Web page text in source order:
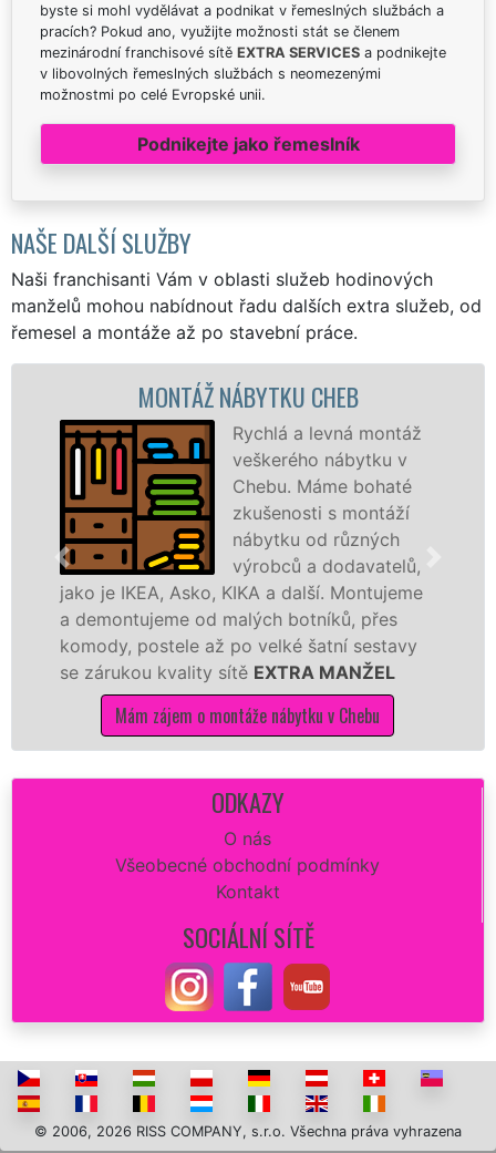
byste si mohl vydělávat a podnikat v řemeslných službách a
pracích? Pokud ano, využijte možnosti stát se členem
mezinárodní franchisové sítě EXTRA SERVICES a podnikejte
v libovolných řemeslných službách s neomezenými
možnostmi po celé Evropské unii.
Podnikejte jako řemeslník
NAŠE DALŠÍ SLUŽBY
Naši franchisanti Vám v oblasti služeb hodinových
manželů mohou nabídnout řadu dalších extra služeb, od
řemesel a montáže až po stavební práce.
MONTÁŽ NÁBYTKU CHEB
Rychlá a levná montáž
veškerého nábytku v
Chebu. Máme bohaté
zkušenosti s montáží
nábytku od různých
výrobců a dodavatelů,
IKEA, Asko, KIKA a další. Montujeme
od malých botníků, přes
postele až po velké šatní sestavy
kvality sítěEXTRA MANŽEL
Mám zájem o montáže nábytku v Chebu
ODKAZY
O nás
Všeobecné obchodní podmínky
Kontakt
SOCIÁLNÍ SÍTĚ
© 2006, 2026 RISS COMPANY, s.r.o. Všechna práva vyhrazena